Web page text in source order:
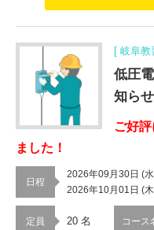
[ 岐阜教
低圧
知らせ
ご好
ました！
日程
2026年09月30日 (
2026年10月01日 (
定員 20 名 コース